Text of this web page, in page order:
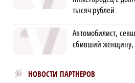
тысяч рублей
Автомобилист,
сбивший женщину,
НОВОСТИ ПАРТНЕРОВ
Новости МирТесен